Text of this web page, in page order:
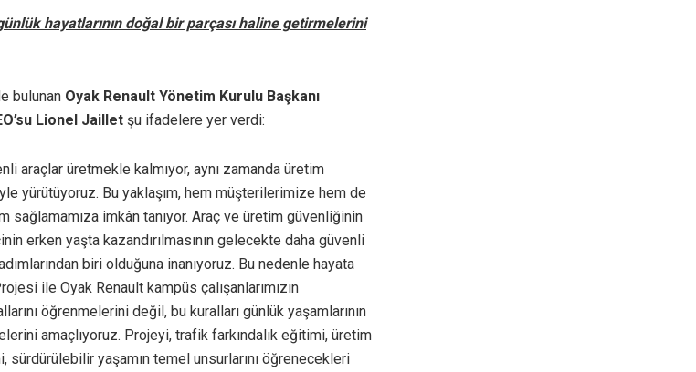
hayatlarının doğal bir parçası haline getirmelerini
bulunan Oyak Renault Yönetim Kurulu Başkanı
Lionel Jaillet şu ifadelere yer verdi:
araçlar üretmekle kalmıyor, aynı zamanda üretim
yürütüyoruz. Bu yaklaşım, hem müşterilerimize hem de
sağlamamıza imkân tanıyor. Araç ve üretim güvenliğinin
erken yaşta kazandırılmasının gelecekte daha güvenli
biri olduğuna inanıyoruz. Bu nedenle hayata
ile Oyak Renault kampüs çalışanlarımızın
öğrenmelerini değil, bu kuralları günlük yaşamlarının
amaçlıyoruz. Projeyi, trafik farkındalık eğitimi, üretim
yaşamın temel unsurlarını öğrenecekleri